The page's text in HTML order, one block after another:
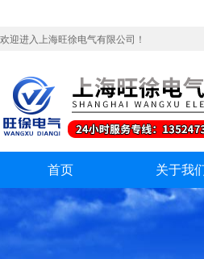
欢迎进入上海旺徐电气有限公司！
首页 关于我